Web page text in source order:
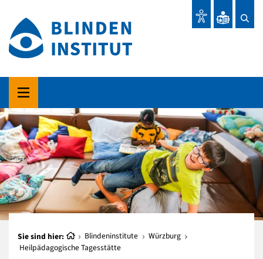
Sie sind hier: Blindeninstitute
Würzburg
Heilpädagogische Tagesstätte